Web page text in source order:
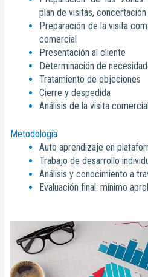
plan de visitas,
Preparación de la visita
comercial
Presentación al cliente
Determinación de
Tratamiento de objeciones
Cierre y despedida
Análisis de la visita comercial
Metodología
Auto aprendizaje en
Trabajo de desarrollo
Análisis y conocimiento a
Evaluación final: mínimo